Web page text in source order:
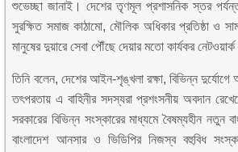
শুভেচ্ছা জানাই। দেশের তৃণমূল প্রশাসনিক স্তর
সুরক্ষিত সমাজ কাঠামো, মৌলিক অধিকার প্রতিষ্ঠা ও
মানুষের দুয়ারে সেবা পৌঁছে দেয়ার মতো কার্যকর
তিনি বলেন, দেশের আইন-শৃঙ্খলা রক্ষা, বিভিন্ন
তৎপরতায় এ বাহিনীর সদস্যরা প্রশংসনীয় অবদান
সরকারের বিভিন্ন সংস্কারের মাধ্যমে বৈষম্যহীন নতুন
বাংলাদেশ আনসার ও ভিডিপির নিজস্ব বহুবিধ